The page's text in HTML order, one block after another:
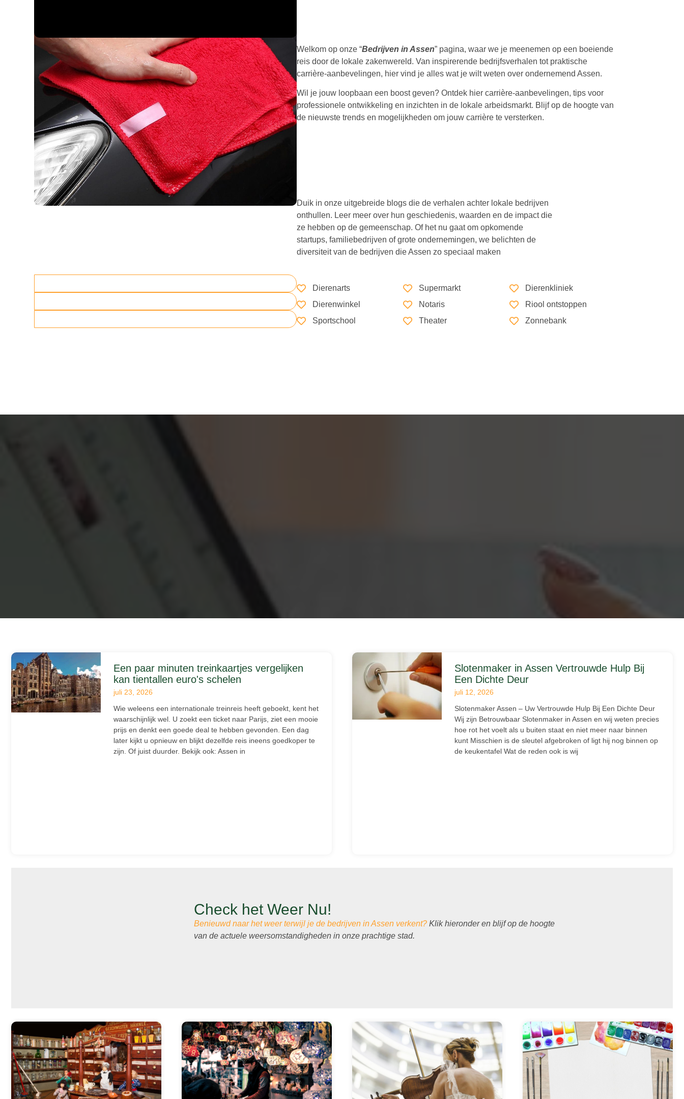
Welkom op onze “Bedrijven in Assen” pagina, waar we je meenemen op een boeiende
reis door de lokale zakenwereld. Van inspirerende bedrijfsverhalen tot praktische
carrière-aanbevelingen, hier vind je alles wat je wilt weten over ondernemend Assen.
Wil je jouw loopbaan een boost geven? Ontdek hier carrière-aanbevelingen, tips voor
professionele ontwikkeling en inzichten in de lokale arbeidsmarkt. Blijf op de hoogte van
de nieuwste trends en mogelijkheden om jouw carrière te versterken.
Duik in onze uitgebreide blogs die de verhalen achter lokale bedrijven
onthullen. Leer meer over hun geschiedenis, waarden en de impact die
ze hebben op de gemeenschap. Of het nu gaat om opkomende
startups, familiebedrijven of grote ondernemingen, we belichten de
diversiteit van de bedrijven die Assen zo speciaal maken
Dierenarts
Dierenwinkel
Sportschool
Supermarkt
Notaris
Theater
Dierenkliniek
Riool ontstoppen
Zonnebank
Een paar minuten treinkaartjes vergelijken
kan tientallen euro's schelen
juli 23, 2026
Wie weleens een internationale treinreis heeft geboekt, kent het
waarschijnlijk wel. U zoekt een ticket naar Parijs, ziet een mooie
prijs en denkt een goede deal te hebben gevonden. Een dag
later kijkt u opnieuw en blijkt dezelfde reis ineens goedkoper te
zijn. Of juist duurder. Bekijk ook: Assen in
Slotenmaker in Assen Vertrouwde Hulp Bij
Een Dichte Deur
juli 12, 2026
Slotenmaker Assen – Uw Vertrouwde Hulp Bij Een Dichte Deur
Wij zijn Betrouwbaar Slotenmaker in Assen en wij weten precies
hoe rot het voelt als u buiten staat en niet meer naar binnen
kunt Misschien is de sleutel afgebroken of ligt hij nog binnen op
de keukentafel Wat de reden ook is wij
Check het Weer Nu!
Benieuwd naar het weer terwijl je de bedrijven in Assen verkent?Klik hieronder en blijf op de hoogte
van de actuele weersomstandigheden in onze prachtige stad.